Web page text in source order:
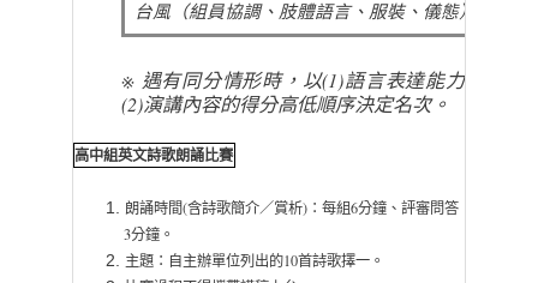
台風（組員協調、肢體語言、服裝、儀態）
※ 遇有同分情形時，以(1)語言表達能力
(2)演講內容的得分高低順序決定名次。
高中組英文詩歌朗誦比賽
朗誦時間(含詩歌簡介／賞析)：每組6分鐘、評審問答
3分鐘。
主題：自主辦單位列出的10首詩歌擇一。